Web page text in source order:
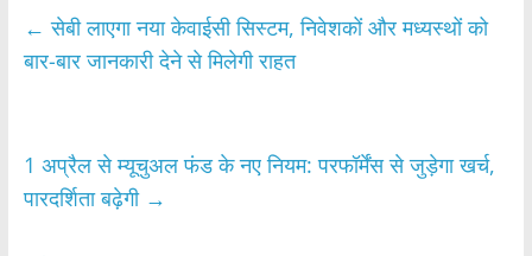
e
b
o
k
er s
A
p
e
← सेबी लाएगा नया केवाईसी सिस्टम, निवेशकों और मध्यस्थों को
बार-बार जानकारी देने से मिलेगी राहत
1 अप्रैल से म्यूचुअल फंड के नए नियम: परफॉर्मेंस से जुड़ेगा खर्च,
पारदर्शिता बढ़ेगी →